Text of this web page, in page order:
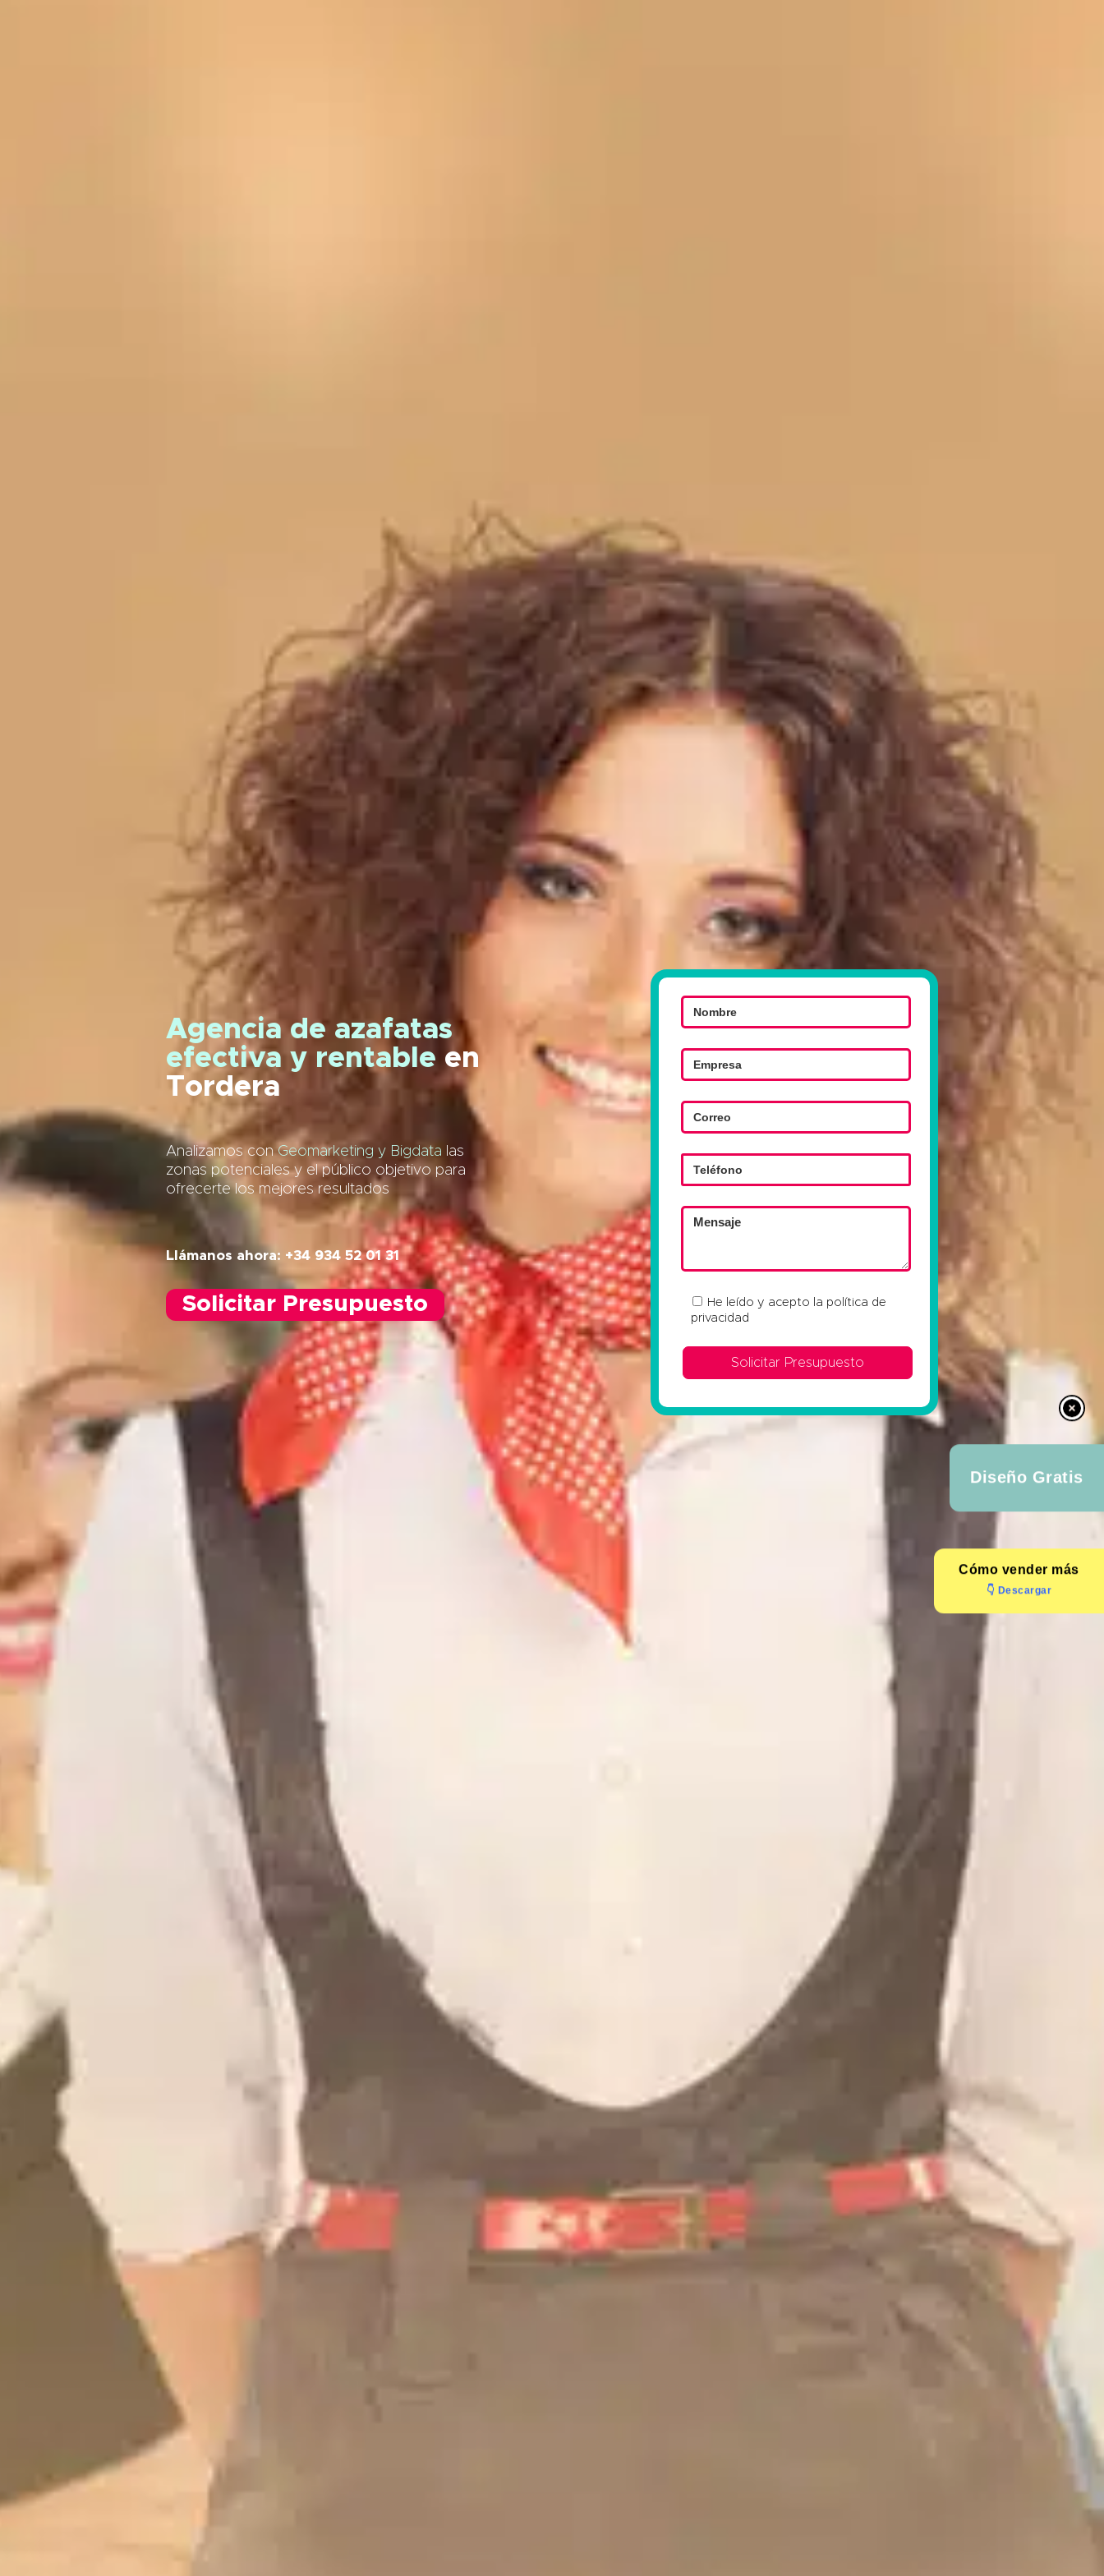
Diseño Gratis
Cómo vender más
👇 Descargar
Agencia de azafatas
efectiva y rentable en
Tordera
Analizamos conGeomarketing y Bigdata las
zonas potenciales y el público objetivo para
ofrecerte los mejores resultados
Llámanos ahora: +34 934 52 01 31
Solicitar Presupuesto He leído y acepto la política de
privacidad